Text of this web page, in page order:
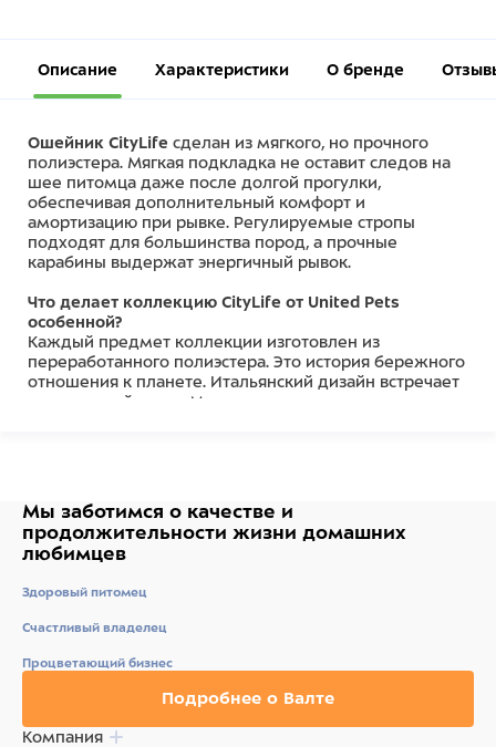
Описание Характеристики О бренде
Ошейник CityLife сделан из мягкого, но прочного
полиэстера. Мягкая подкладка не оставит следов на
шее питомца даже после долгой прогулки,
обеспечивая дополнительный комфорт и
амортизацию при рывке. Регулируемые стропы
подходят для большинства пород, а прочные
карабины выдержат энергичный рывок.
Что делает коллекцию CityLife от United Pets
особенной?
Каждый предмет коллекции изготовлен из
переработанного полиэстера. Это история бережного
отношения к планете. Итальянский дизайн встречает
утилитарный стиль. Минималистичные линии,
сумерках безопасными, а тисненый логотип United
Pets на фурнитуре добавит нотку премиальности
даже к повседневному образу.
Состав
Мы заботимся о качестве и
продолжительности жизни домашних
любимцев
Здоровый питомец
Счастливый владелец
Процветающий бизнес
Подробнее о Валте
Компания